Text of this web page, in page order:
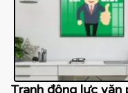
Tranh động lực